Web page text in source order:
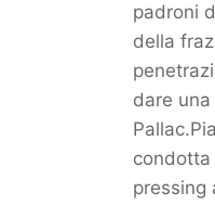
padroni
della
dare
condotta
pressing